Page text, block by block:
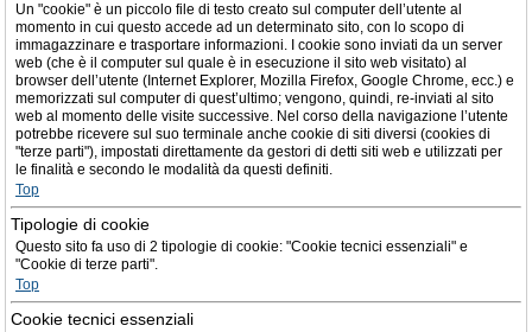
Un "cookie" è un piccolo file di testo creato sul computer dell’utente al
momento in cui questo accede ad un determinato sito, con lo scopo di
immagazzinare e trasportare informazioni. I cookie sono inviati da un server
web (che è il computer sul quale è in esecuzione il sito web visitato) al
browser dell’utente (Internet Explorer, Mozilla Firefox, Google Chrome, ecc.) e
memorizzati sul computer di quest’ultimo; vengono, quindi, re-inviati al sito
web al momento delle visite successive. Nel corso della navigazione l’utente
potrebbe ricevere sul suo terminale anche cookie di siti diversi (cookies di
"terze parti"), impostati direttamente da gestori di detti siti web e utilizzati per
le finalità e secondo le modalità da questi definiti.
Top
Tipologie di cookie
Questo sito fa uso di 2 tipologie di cookie: "Cookie tecnici essenziali" e
"Cookie di terze parti".
Top
Cookie tecnici essenziali